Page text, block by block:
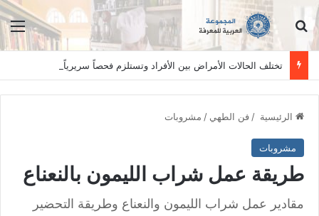
ابحث عن
الرئيسية /فن الطهي / مشروبات
مشروبات
طريقة عمل شراب الليمون بالنعناع
مقادير عمل شراب الليمون والنعناع وطريقة التحضير